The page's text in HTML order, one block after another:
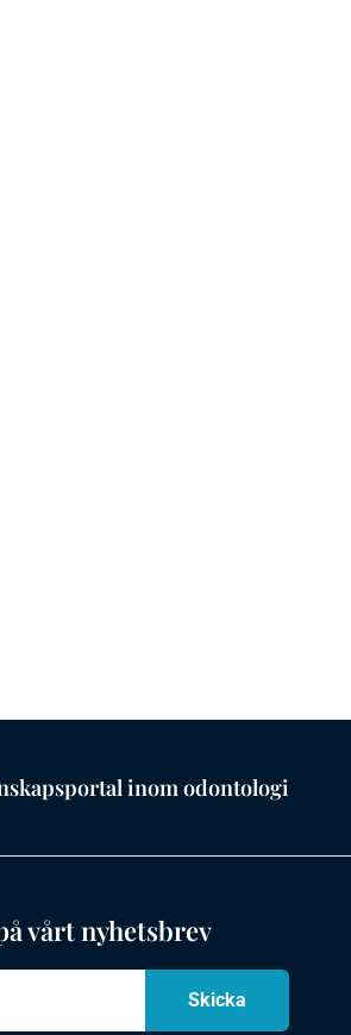
inom odontologi
vårt nyhetsbrev